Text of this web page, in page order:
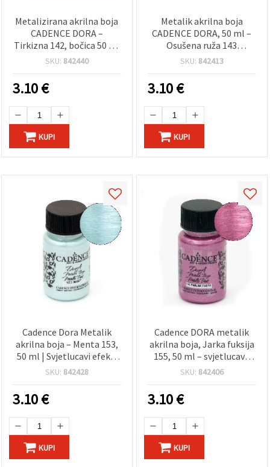
Metalizirana akrilna boja
CADENCE DORA –
Tirkizna 142, bočica 50 ml
| Visokokvalitetna
tirkizna boja za DIY/uradi
sam, platno, drvo, papir
te craft i hobi projekte
SKU: 842440
3.10€
KUPI
Metalik akrilna boja
CADENCE DORA, 50 ml –
Osušena ruža 143
(ružičasta, biserni sjaj) |
dekorativna boja za razne
površine – craft i DIY
SKU: 842413
3.10€
KUPI
Cadence Dora Metalik
akrilna boja – Menta 153,
50 ml | Svjetlucavi efekt,
za različite površine, za
dekoracije doma
SKU: 842428
3.10€
KUPI
Cadence DORA metalik
akrilna boja, Jarka fuksija
155, 50 ml – svjetlucava
boja za platno, drvo,
dekorativne projekte
SKU: 842406
3.10€
KUPI